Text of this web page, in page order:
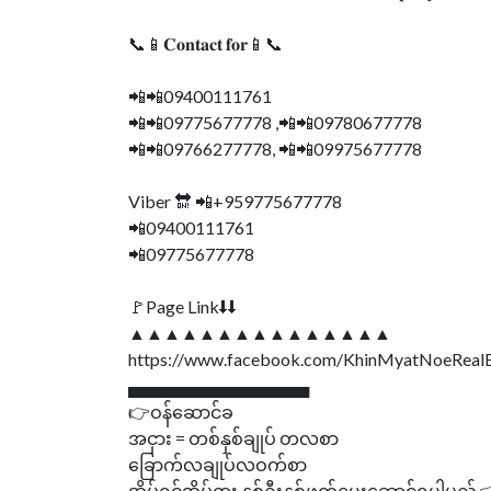
📞📱𝐂𝐨𝐧𝐭𝐚𝐜𝐭 𝐟𝐨𝐫📱📞
📲📲09400111761
📲📲09775677778 ,📲📲09780677778
📲📲09766277778, 📲📲09975677778
Viber 🔛 📲+959775677778
📲09400111761
📲09775677778
🚩Page Link⬇⬇
▲▲▲▲▲▲▲▲▲▲▲▲▲▲▲
https://www.facebook.com/
▄▄▄▄▄▄▄▄▄▄▄▄▄▄▄
👉ဝန်ဆောင်ခ
အငှား = တစ်နှစ်ချုပ် တလစာ
ခြောက်လချုပ်လဝက်စာ